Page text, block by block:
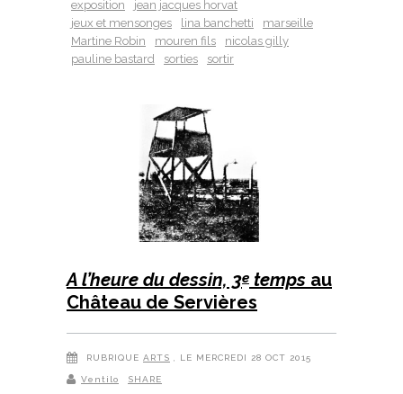
exposition
jean jacques horvat
jeux et mensonges
lina banchetti
marseille
Martine Robin
mouren fils
nicolas gilly
pauline bastard
sorties sortir
A l’heure du dessin, 3e temps au
Château de Servières
RUBRIQUE ARTS , LE MERCREDI 28 OCT 2015
Ventilo SHARE